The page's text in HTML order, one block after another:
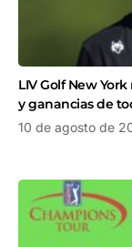
LIV Golf New
y ganancias de
10 de agosto de